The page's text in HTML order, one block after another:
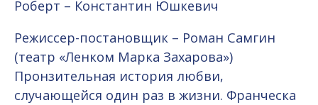
Роберт – Константин Юшкевич
Режиссер-постановщик – Роман Самгин
(театр «Ленком Марка Захарова»)
Пронзительная история любви,
случающейся один раз в жизни. Франческа